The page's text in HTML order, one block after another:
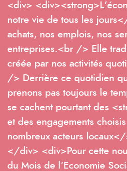
<div>
notre vie de tous les
achats, nos emplois, nos
entreprises.<br /> Elle
créée par nos activités
/> Derrière ce quotidien
prenons pas toujours le
se cachent pourtant des
et des engagements
nombreux acteurs
</div> <div>Pour cette
du Mois de l’Economie